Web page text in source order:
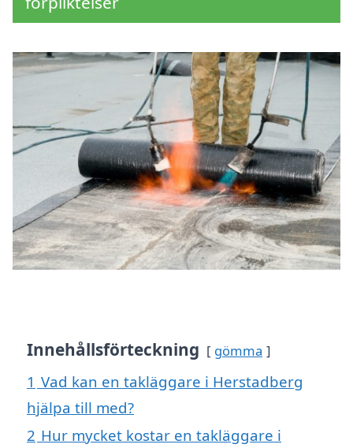
Innehållsförteckning gömma
1 Vad kan en takläggare i Herstadberg
hjälpa till med?
2 Hur mycket kostar en takläggare i